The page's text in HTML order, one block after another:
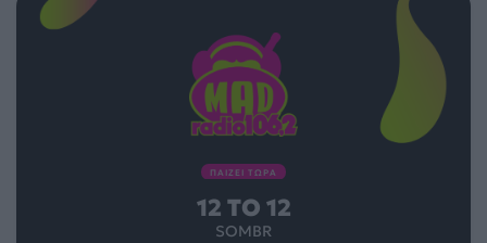
ΠΑΙΖΕΙ ΤΩΡΑ
12 TO 12
SOMBR